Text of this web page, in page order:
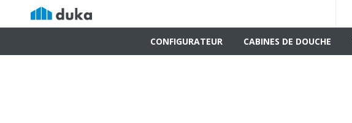
CONFIGURATEUR CABINES DE DOUCHE